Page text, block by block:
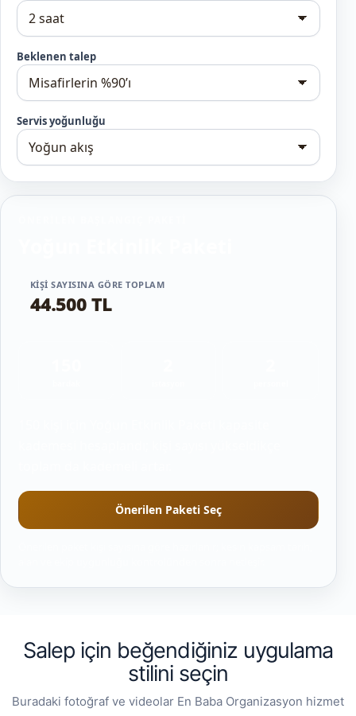
Beklenen talep
Servis yoğunluğu
KIŞI SAYISINA GÖRE TOPLAM
44.500 TL
Önerilen Paketi Seç
Salep için beğendiğiniz uygulama
stilini seçin
Buradaki fotoğraf ve videolar En Baba Organizasyon hizmet